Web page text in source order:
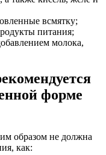
всмятку;
питания;
молока,
форме
образом не должна
как: